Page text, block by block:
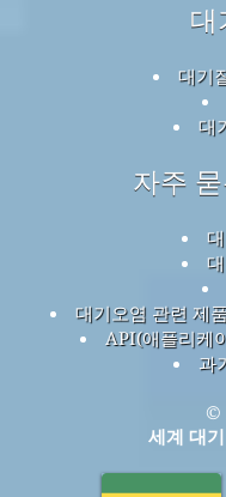
대
대기
대
자주
대기오염 관련 제
API(애플리케
과
©
세계 대